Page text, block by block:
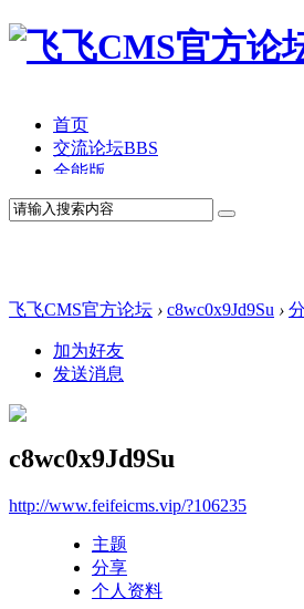
首页
交流论坛BBS
全能版
TV版
产品价格
飞飞CMS官方论坛 › c8wc0x9Jd9Su ›
加为好友
发送消息
c8wc0x9Jd9Su
http://www.feifeicms.vip/?106235
主题
分享
个人资料